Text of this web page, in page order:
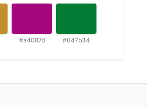
#a4087d #047b34